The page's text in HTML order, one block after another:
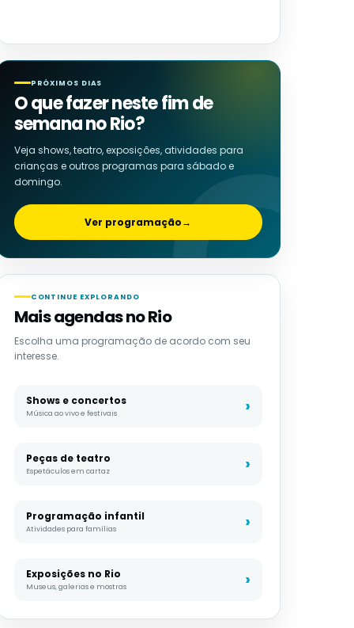
PRÓXIMOS DIAS
O que fazer neste fim de
semana no Rio?
Veja shows, teatro, exposições, atividades para
crianças e outros programas para sábado e
domingo.
Ver programação→
CONTINUE EXPLORANDO
Mais agendas no Rio
Escolha uma programação de acordo com seu
interesse.
Shows e concertos
Música ao vivo e festivais
Peças de teatro
Espetáculos em cartaz
Programação infantil
Atividades para famílias
Exposições no Rio
Museus, galerias e mostras